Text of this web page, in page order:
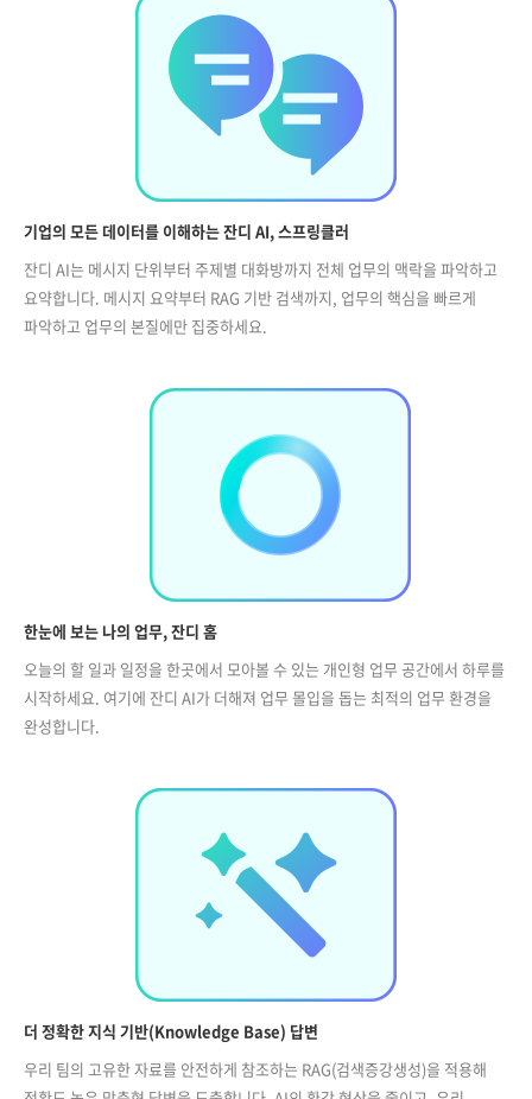
기업의 모든 데이터를 이해하는 잔디 AI, 스프링클러
잔디 AI는 메시지 단위부터 주제별 대화방까지 전체 업무의 맥락을 파악하고
요약합니다. 메시지 요약부터 RAG 기반 검색까지, 업무의 핵심을 빠르게
파악하고 업무의 본질에만 집중하세요.
한눈에 보는 나의 업무, 잔디 홈
오늘의 할 일과 일정을 한곳에서 모아볼 수 있는 개인형 업무 공간에서 하루를
시작하세요. 여기에 잔디 AI가 더해져 업무 몰입을 돕는 최적의 업무 환경을
완성합니다.
더 정확한 지식 기반(Knowledge Base) 답변
우리 팀의 고유한 자료를 안전하게 참조하는 RAG(검색증강생성)을 적용해